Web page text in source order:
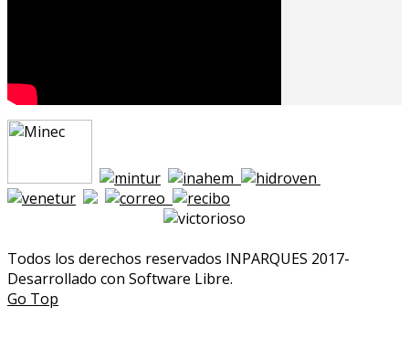
Todos los derechos reservados INPARQUES 2017-
Desarrollado con Software Libre.
Go Top